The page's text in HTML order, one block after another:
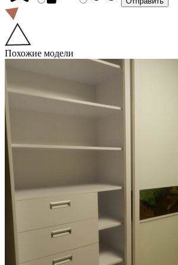
Похожие модели